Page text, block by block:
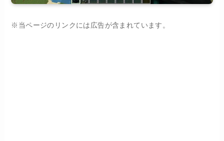
※当ページのリンクには広告が含まれています。